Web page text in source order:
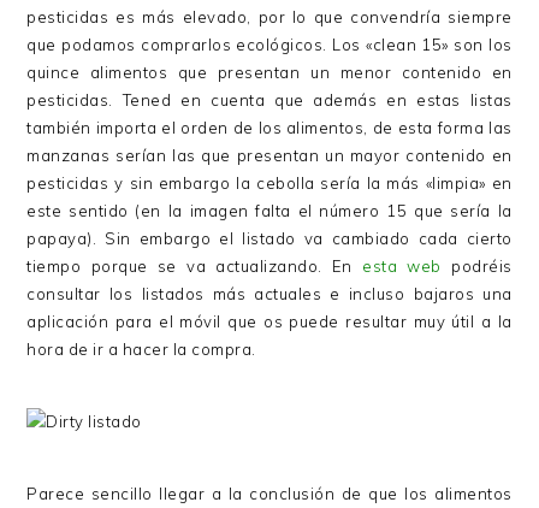
pesticidas es más elevado, por lo que convendría siempre
que podamos comprarlos ecológicos. Los «clean 15» son los
quince alimentos que presentan un menor contenido en
pesticidas. Tened en cuenta que además en estas listas
también importa el orden de los alimentos, de esta forma las
manzanas serían las que presentan un mayor contenido en
pesticidas y sin embargo la cebolla sería la más «limpia» en
este sentido (en la imagen falta el número 15 que sería la
papaya). Sin embargo el listado va cambiado cada cierto
tiempo porque se va actualizando. En esta web
podréis
consultar los listados más actuales e incluso bajaros una
aplicación para el móvil que os puede resultar muy útil a la
hora de ir a hacer la compra.
Parece sencillo llegar a la conclusión de que los alimentos